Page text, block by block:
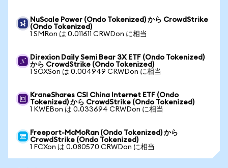
NuScale Power (Ondo Tokenized) から CrowdStrike
(Ondo Tokenized)
1 SMRon は 0.011611 CRWDon に相当
Direxion Daily Semi Bear 3X ETF (Ondo Tokenized)
から CrowdStrike (Ondo Tokenized)
1 SOXSon は 0.004949 CRWDon に相当
KraneShares CSI China Internet ETF (Ondo
Tokenized) から CrowdStrike (Ondo Tokenized)
1 KWEBon は 0.033694 CRWDon に相当
Freeport-McMoRan (Ondo Tokenized) から
CrowdStrike (Ondo Tokenized)
1 FCXon は 0.080570 CRWDon に相当